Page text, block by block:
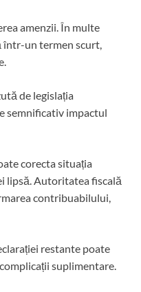
amenzii. În multe
într-un termen scurt,
de legislația
semnificativ impactul
corecta situația
lipsă. Autoritatea fiscală
contribuabilului,
restante poate
suplimentare.